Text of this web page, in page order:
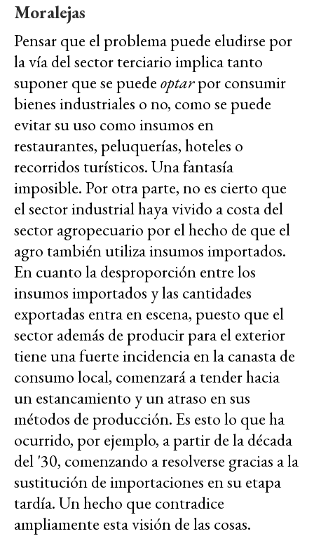
Moralejas
Pensar que el problema puede eludirse por
la vía del sector terciario implica tanto
suponer que se puedeoptarpor consumir
bienes industriales o no, como se puede
evitar su uso como insumos en
restaurantes, peluquerías, hoteles o
recorridos turísticos. Una fantasía
imposible. Por otra parte, no es cierto que
el sector industrial haya vivido a costa del
sector agropecuario por el hecho de que el
agro también utiliza insumos importados.
En cuanto la desproporción entre los
insumos importados y las cantidades
exportadas entra en escena, puesto que el
sector además de producir para el exterior
tiene una fuerte incidencia en la canasta de
consumo local, comenzará a tender hacia
un estancamiento y un atraso en sus
métodos de producción. Es esto lo que ha
ocurrido, por ejemplo, a partir de la década
del '30, comenzando a resolverse gracias a la
sustitución de importaciones en su etapa
tardía. Un hecho que contradice
ampliamente esta visión de las cosas.